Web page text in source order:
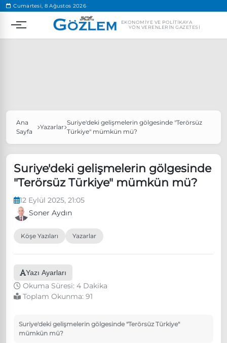
Cumartesi, 8 Ağustos 2026
EKONOMIYE VE POLITIKAYA
YÖN VERENLERIN GAZETESI
Popüler Aramalar
Özgür Özel, Ekrem İmamoğlu’nu ziyaret edecek
Ünlü çift bir etkinliğe daha katılmama kararı aldı
Boykot
Ana
Sayfa
Yazarlar
Suriye'deki gelişmelerin gölgesinde "Terörsüz
Türkiye" mümkün mü?
Suriye'deki gelişmelerin gölgesinde
"Terörsüz Türkiye" mümkün mü?
12 Eylül 2025, 21:05
Soner Aydın
Köşe Yazıları Yazarlar
Yazı Ayarları
Okuma Süresi: 4 Dakika
Toplam Okunma: 91
Suriye'deki gelişmelerin gölgesinde "Terörsüz Türkiye"
mümkün mü?